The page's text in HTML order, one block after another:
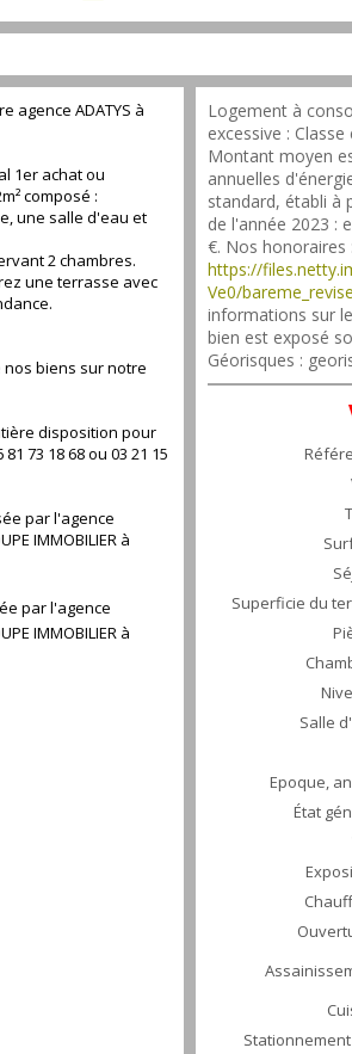
agence ADATYS à
1er achat ou
composé :
une salle d'eau et
2 chambres.
une terrasse avec
biens sur notre
disposition pour
73 18 68 ou 03 21 15
par l'agence
IMMOBILIER à
par l'agence
IMMOBILIER à
Logement à
excessive :
Montant moyen
annuelles
standard, établi à
de l'année 2023 :
€. Nos honoraires :
https://
Ve0/
informations sur
bien est exposé
Géorisques :
Superficie du
Salle
Epoque,
État